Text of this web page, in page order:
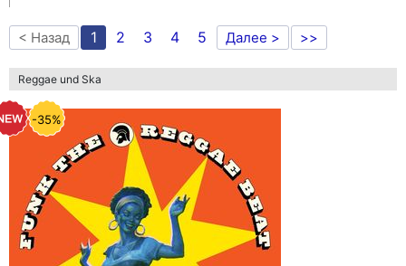
< Назад 1 2 3 4 5 Далее > >>
Reggae und Ska
-35%